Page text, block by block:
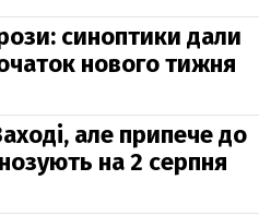
синоптики дали
нового тижня
але припече до
на 2 серпня